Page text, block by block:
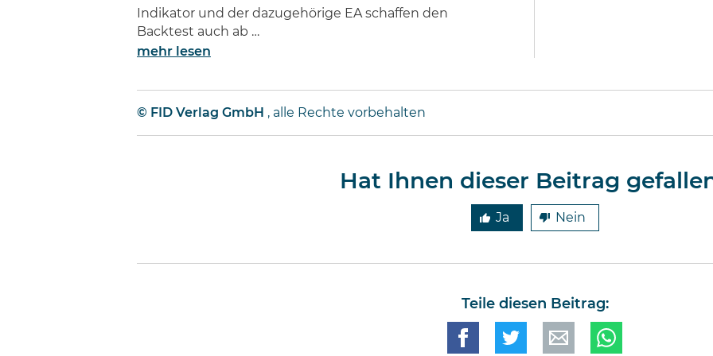
Indikator und der dazugehörige EA schaffen den
Backtest auch ab …
mehr lesen
© FID Verlag GmbH , alle Rechte vorbehalten
Hat Ihnen dieser Beitrag
Ja Nein
Teile diesen Beitrag: